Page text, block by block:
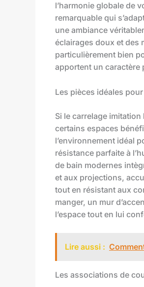
l’harmonie globale de
remarquable qui
une ambiance
éclairages doux et des
particulièrement bien
apportent un caractère
Les pièces idéales
Si le carrelage
certains espaces
l’environnement idéal
résistance parfaite à
de bain modernes
et aux projections,
tout en résistant aux
manger, un mur
l’espace tout en lui
Lire aussi :
Les associations de